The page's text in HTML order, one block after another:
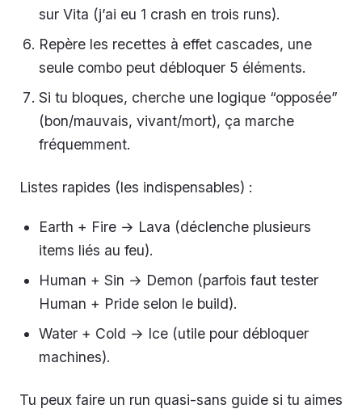
sur Vita (j’ai eu 1 crash en trois runs).
Repère les recettes à effet cascades, une
seule combo peut débloquer 5 éléments.
Si tu bloques, cherche une logique “opposée”
(bon/mauvais, vivant/mort), ça marche
fréquemment.
Listes rapides (les indispensables) :
Earth + Fire → Lava (déclenche plusieurs
items liés au feu).
Human + Sin → Demon (parfois faut tester
Human + Pride selon le build).
Water + Cold → Ice (utile pour débloquer
machines).
Tu peux faire un run quasi-sans guide si tu aimes